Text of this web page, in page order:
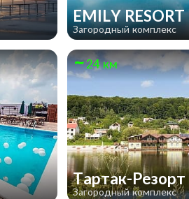
EMILY RESORT
Загородный комплекс
24 км
Тартак-Резорт
Загородный комплекс